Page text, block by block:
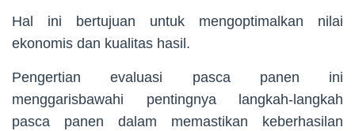
Hal ini bertujuan untuk mengoptimalkan nilai
ekonomis dan kualitas hasil.
Pengertian evaluasi pasca panen ini
menggarisbawahi pentingnya langkah-langkah
pasca panen dalam memastikan keberhasilan